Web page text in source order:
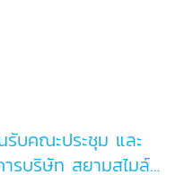
รบริษัท สยามสไมล์